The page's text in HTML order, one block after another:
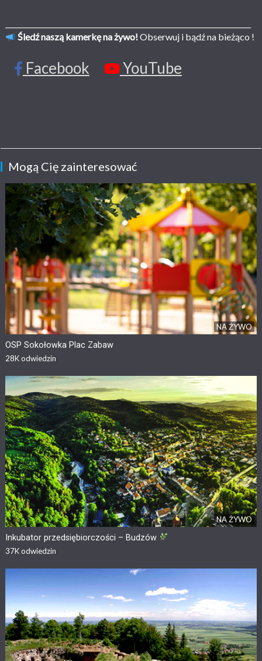
Śledź naszą kamerkę na żywo!Obserwuj i bądź na bieżąco !
Facebook YouTube
Mogą Cię zainteresować
NA ŻYWO
OSP Sokołowka Plac Zabaw
28Kodwiedzin
NA ŻYWO
Inkubator przedsiębiorczości – Budzów
37Kodwiedzin